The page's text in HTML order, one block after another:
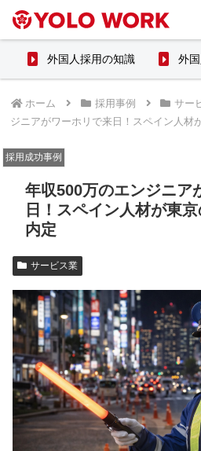
外国人採用の知識 外
ホーム 採用事例 サー
ジニアがワーホリで来日！スペイン人材
年収500万のエンジニア
日！スペイン人材が東
内定
サービス業
採用成功事例